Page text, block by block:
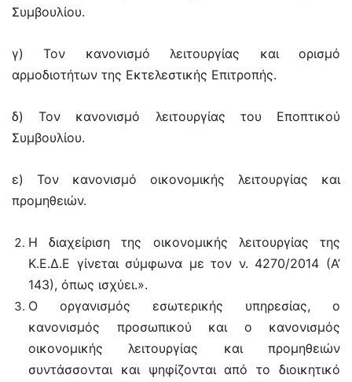
Συμβουλίου.
γ) Τον κανονισμό λειτουργίας και ορισμό
αρμοδιοτήτων της Εκτελεστικής Επιτροπής.
δ) Τον κανονισμό λειτουργίας του Εποπτικού
Συμβουλίου.
ε) Τον κανονισμό οικονομικής λειτουργίας και
προμηθειών.
Η διαχείριση της οικονομικής λειτουργίας της
Κ.Ε.Δ.Ε γίνεται σύμφωνα με τον ν. 4270/2014 (Α’
143), όπως ισχύει.».
Ο οργανισμός εσωτερικής υπηρεσίας, ο
κανονισμός προσωπικού και ο κανονισμός
οικονομικής λειτουργίας και προμηθειών
συντάσσονται και ψηφίζονται από το διοικητικό